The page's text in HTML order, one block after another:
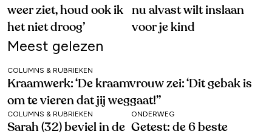
weer ziet, houd ook ik
het niet droog’
nu alvast wilt inslaan
voor je kind
Meest gelezen
COLUMNS & RUBRIEKEN
Kraamwerk: ‘De kraamvrouw zei: ‘Dit gebak is
om te vieren dat jij weggaat!’’
COLUMNS & RUBRIEKEN
Sarah (32) beviel in de
ONDERWEG
Getest: de 6 beste